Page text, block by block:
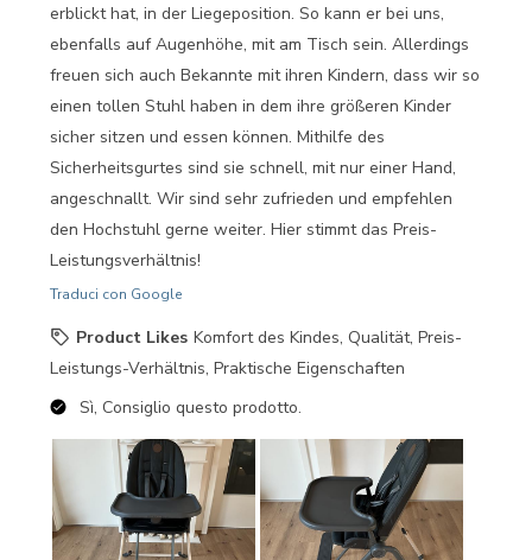
erblickt hat, in der Liegeposition. So kann er bei uns,
ebenfalls auf Augenhöhe, mit am Tisch sein. Allerdings
freuen sich auch Bekannte mit ihren Kindern, dass wir so
einen tollen Stuhl haben in dem ihre größeren Kinder
sicher sitzen und essen können. Mithilfe des
Sicherheitsgurtes sind sie schnell, mit nur einer Hand,
angeschnallt. Wir sind sehr zufrieden und empfehlen
den Hochstuhl gerne weiter. Hier stimmt das Preis-
Leistungsverhältnis!
Traduci con Google
Product Likes Komfort des Kindes, Qualität, Preis-
Leistungs-Verhältnis, Praktische Eigenschaften
Sì, Consiglio questo prodotto.